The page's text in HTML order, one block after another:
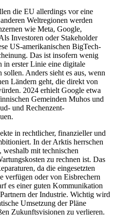
die EU allerdings vor eine
Weltregionen werden
wie Meta, Google,
Investoren oder Stakeholder
US-amerika­nischen BigTech-
Das ist insofern wenig
in erster Linie eine digitale
Anders sieht es aus, wenn
Län­dern geht, die direkt von
2024 erhielt Google etwa
Gemeinden Muhos und
und Rechenzent­
in rechtlicher, finanzieller und
In der Ark­tis herrschen
mit technischen
zu rechnen ist. Das
da die eingesetzten
verfügen oder von Eisbrechern
es einer guten Kommunikation
der Industrie. Wichtig wird
Umsetzung der Pläne
Zukunftsvisionen zu verlieren.